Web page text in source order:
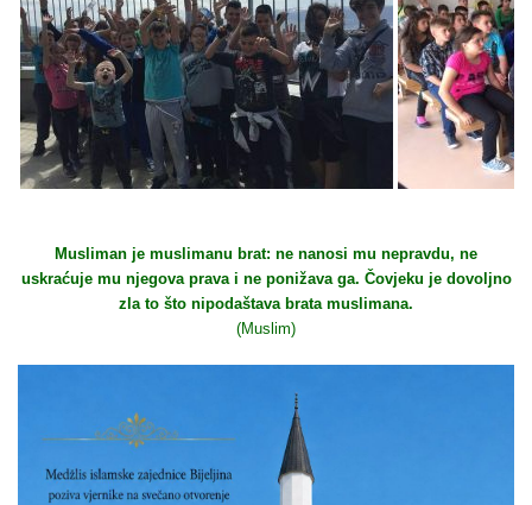
Musliman je muslimanu brat: ne nanosi mu nepravdu, ne
uskraćuje mu njegova prava i ne ponižava ga. Čovjeku je dovoljno
zla to što nipodaštava brata muslimana.
(Muslim)